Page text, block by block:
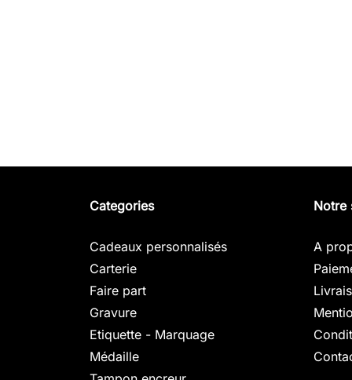
Categories
Cadeaux personnalisés
Carterie
Faire part
Gravure
Etiquette - Marquage
Médaille
Notre
A